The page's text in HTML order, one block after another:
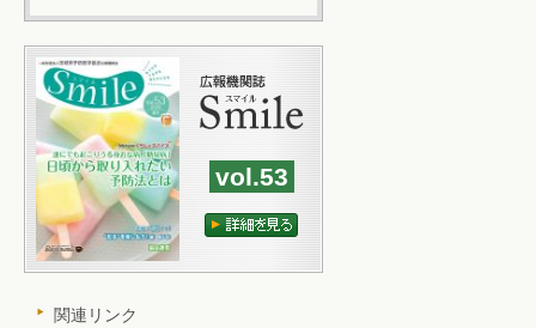
vol.53
関連リンク